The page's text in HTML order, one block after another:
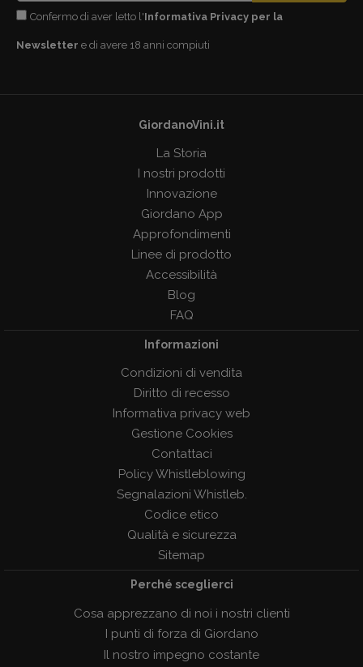
Confermo di aver letto l'Informativa Privacy per la
Newsletter e di avere 18 anni compiuti
GiordanoVini.it
La Storia
I nostri prodotti
Innovazione
Giordano App
Approfondimenti
Linee di prodotto
Accessibilità
Blog
FAQ
Informazioni
Condizioni di vendita
Diritto di recesso
Informativa privacy web
Gestione Cookies
Contattaci
Policy Whistleblowing
Segnalazioni Whistleb.
Codice etico
Qualità e sicurezza
Sitemap
Perché sceglierci
Cosa apprezzano di noi i nostri clienti
I punti di forza di Giordano
Il nostro impegno costante